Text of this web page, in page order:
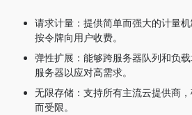
请求计量：提供简单而强大的计量
按令牌向用户收费。
弹性扩展：能够跨服务器队列和负
服务器以应对高需求。
无限存储：支持所有主流云提供商
而受限。